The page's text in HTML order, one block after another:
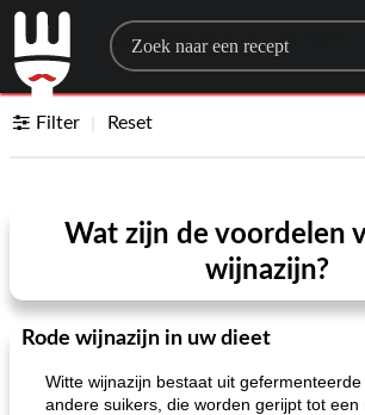
Search for a recipe
Filter Reset
Wat zijn de voordelen
wijnazijn?
Rode wijnazijn in uw dieet
Witte wijnazijn bestaat uit
andere suikers, die worden gerijpt tot een